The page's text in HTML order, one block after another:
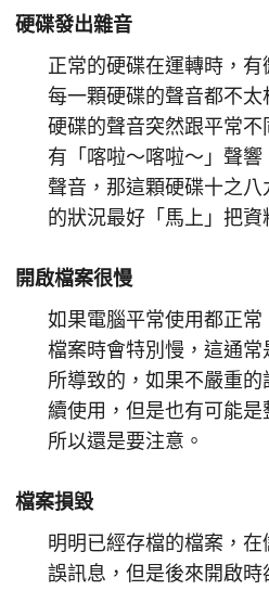
硬碟發出雜音
正常的硬碟在運轉時，有
每一顆硬碟的聲音都不
硬碟的聲音突然跟平常不
有「喀啦～喀啦～」聲
聲音，那這顆硬碟十之
的狀況最好「馬上」把資
開啟檔案很慢
如果電腦平常使用都正
檔案時會特別慢，這通
所導致的，如果不嚴重
續使用，但是也有可能是
所以還是要注意。
檔案損毀
明明已經存檔的檔案，
誤訊息，但是後來開啟